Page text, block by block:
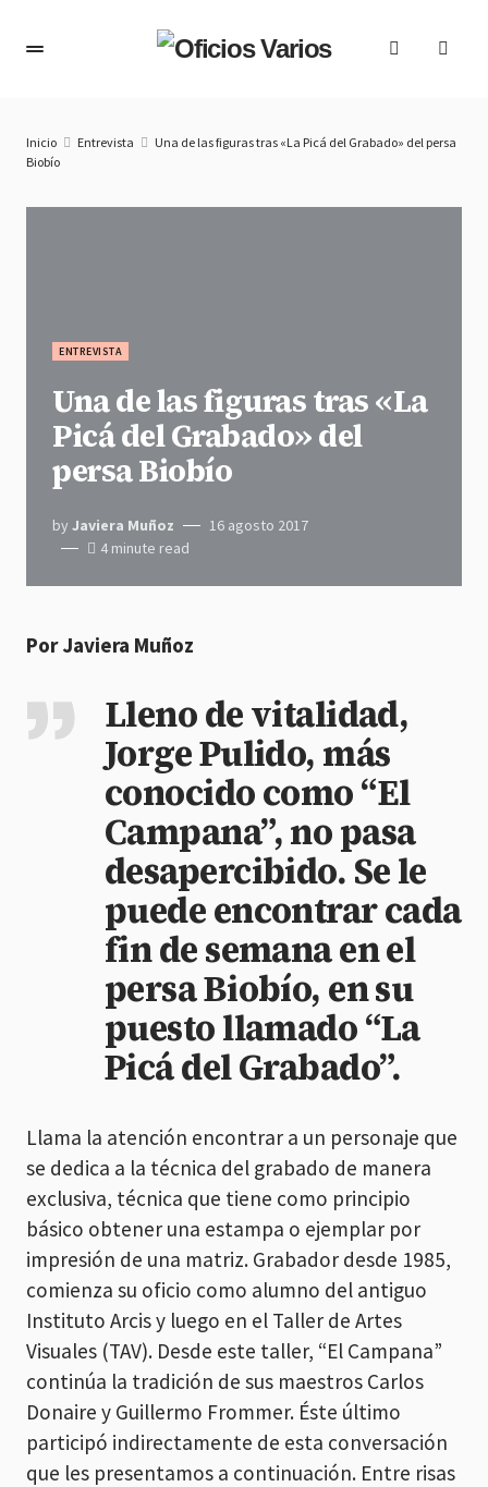
Inicio Entrevista
Una de las figuras tras «La Picá del Grabado» del persa
Biobío
ENTREVISTA
Una de las figuras tras «La
Picá del Grabado» del
persa Biobío
by Javiera Muñoz
16 agosto 2017
4 minute read
Por Javiera Muñoz
Lleno de vitalidad,
Jorge Pulido, más
conocido como “El
Campana”, no pasa
desapercibido. Se le
puede encontrar cada
fin de semana en el
persa Biobío, en su
puesto llamado “La
Picá del Grabado”.
Llama la atención encontrar a un personaje que
se dedica a la técnica del grabado de manera
exclusiva, técnica que tiene como principio
básico obtener una estampa o ejemplar por
impresión de una matriz. Grabador desde 1985,
comienza su oficio como alumno del antiguo
Instituto Arcis y luego en el Taller de Artes
Visuales (TAV). Desde este taller, “El Campana”
continúa la tradición de sus maestros Carlos
Donaire y Guillermo Frommer. Éste último
participó indirectamente de esta conversación
que les presentamos a continuación. Entre risas